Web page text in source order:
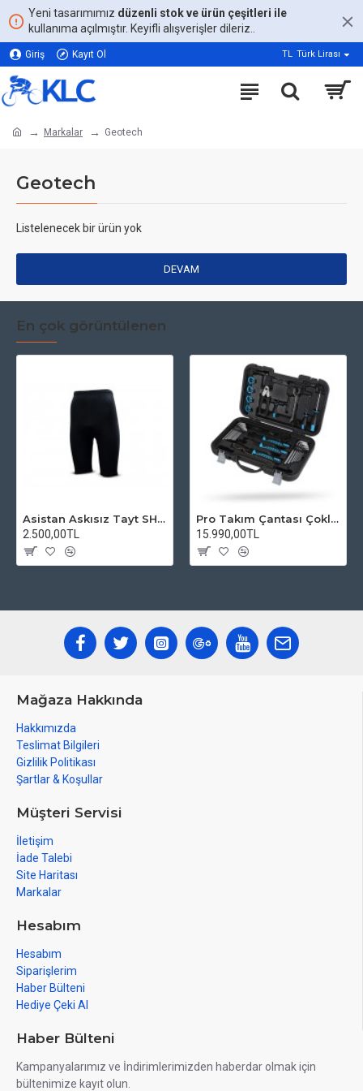
Yeni tasarımımız düzenli stok ve ürün çeşitleri ile
kullanıma açılmıştır. Keyifli alışverişler dileriz..
Giriş Kayıt Ol TL Türk Lirası
Markalar Geotech
Geotech
Listelenecek bir ürün yok
DEVAM
En çok görüntülenen
Asistan Askısız Tayt SH20 Pedli Siyah
2.500,00TL
Pro Takım Çantası Çoklu Tamir Seti
15.990,00TL
Mağaza Hakkında
Hakkımızda
Teslimat Bilgileri
Gizlilik Politikası
Şartlar & Koşullar
Müşteri Servisi
İletişim
İade Talebi
Site Haritası
Markalar
Hesabım
Hesabım
Siparişlerim
Haber Bülteni
Hediye Çeki Al
Haber Bülteni
Kampanyalarımız ve İndirimlerimizden haberdar olmak için
bültenimize kayıt olun.